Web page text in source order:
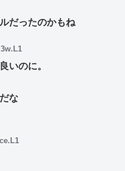
だったのかもね
いのに。
な